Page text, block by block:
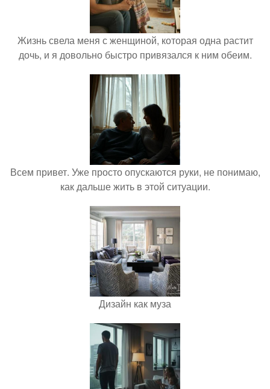
Жизнь свела меня с женщиной, которая одна растит
дочь, и я довольно быстро привязался к ним обеим.
Всем привет. Уже просто опускаются руки, не понимаю,
как дальше жить в этой ситуации.
Дизайн как муза